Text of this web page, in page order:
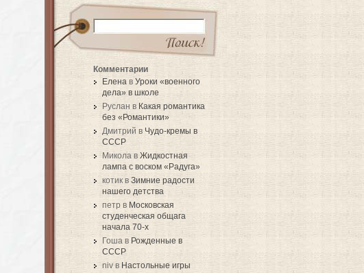
Комментарии
Елена в Уроки «военного
дела» в школе
Руслан в Какая романтика
без «Романтики»
Дмитрий в Чудо-кремы в
СССР
Микола в Жидкостная
лампа с воском «Радуга»
котик в Зимние радости
нашего детства
петр в Московская
студенческая общага
начала 70-х
Гоша в Рожденные в
СССР
niv в Настольные игры